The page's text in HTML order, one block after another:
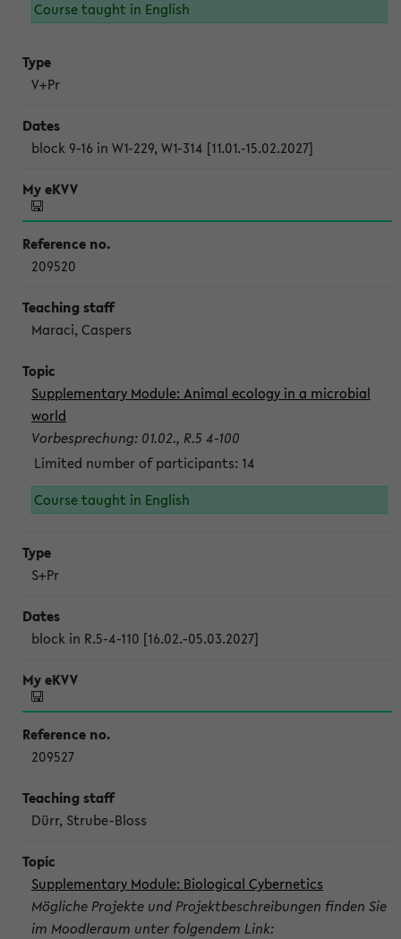
Course taught in English
V+Pr
block 9-16 in W1-229, W1-314 [11.01.-15.02.2027]
209520
Maraci, Caspers
Supplementary Module: Animal ecology in a microbial
world
Vorbesprechung: 01.02., R.5 4-100
Limited number of participants: 14
Course taught in English
S+Pr
block in R.5-4-110 [16.02.-05.03.2027]
209527
Dürr, Strube-Bloss
Supplementary Module: Biological Cybernetics
Mögliche Projekte und Projektbeschreibungen finden Sie
im Moodleraum unter folgendem Link: